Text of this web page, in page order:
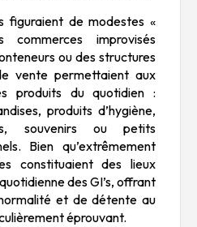
figuraient de modestes «
improvisés
ou des structures
vente permettaient aux
produits du quotidien :
produits d’hygiène,
souvenirs ou petits
Bien qu’extrêmement
constituaient des lieux
des GI’s, offrant
et de détente au
éprouvant.